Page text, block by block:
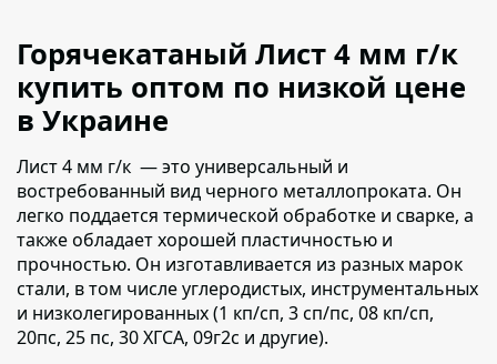
Горячекатаный Лист 4 мм г/к
купить оптом по низкой цене
в Украине
Лист 4 мм г/к — это универсальный и
востребованный вид черного металлопроката. Он
легко поддается термической обработке и сварке, а
также обладает хорошей пластичностью и
прочностью. Он изготавливается из разных марок
стали, в том числе углеродистых, инструментальных
и низколегированных (1 кп/сп, 3 сп/пс, 08 кп/сп,
20пс, 25 пс, 30 ХГСА, 09г2с и другие).